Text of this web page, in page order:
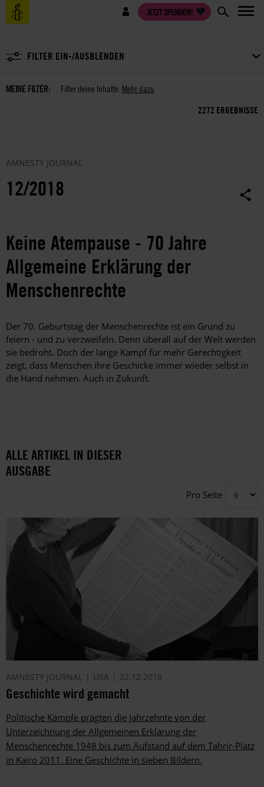
Direkt
zum
Benutzermenü JETZT SPENDEN!
FILTER EIN-/AUSBLENDEN
MEINE FILTER: Filter deine Inhalte. Mehr dazu
2272 ERGEBNISSE
AMNESTY JOURNAL
12/2018
Keine Atempause - 70 Jahre
Allgemeine Erklärung der
Menschenrechte
Der 70. Geburtstag der Menschenrechte ist ein Grund zu
feiern - und zu verzweifeln. Denn überall auf der Welt werden
sie bedroht. Doch der lange Kampf für mehr Gerechtigkeit
zeigt, dass Menschen ihre Geschicke immer wieder selbst in
die Hand nehmen. Auch in Zukunft.
ALLE ARTIKEL IN DIESER
AUSGABE
Pro Seite
AMNESTY JOURNAL USA 22.12.2018
Geschichte wird gemacht
Politische Kämpfe prägten die Jahrzehnte von der
Unterzeichnung der Allgemeinen Erklärung der
Menschenrechte 1948 bis zum Aufstand auf dem Tahrir-Platz
in Kairo 2011. Eine Geschichte in sieben Bildern.